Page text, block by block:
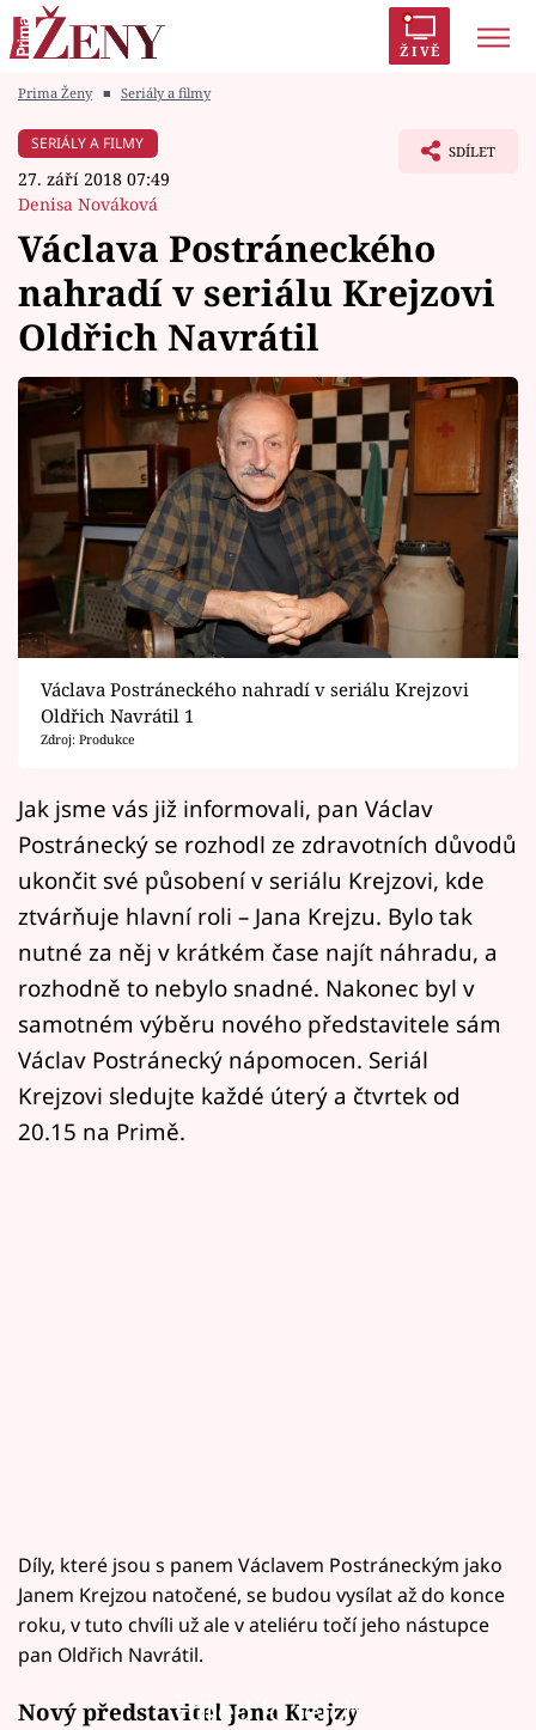
ŽIVĚ
Módní alarm
Témata
Celebrity
Vztahy
Seriály
Horoskopy
Sledujte prima+
Filmový festival Karlovy Vary
Pořady
Přihlášení
Sledujte nás
Prima Ženy ■ Seriály a filmy
SERIÁLY A FILMY
27. září 2018 07:49
Denisa Nováková
SDÍLET
Václava Postráneckého
nahradí v seriálu Krejzovi
Oldřich Navrátil
Václava Postráneckého nahradí v seriálu Krejzovi
Oldřich Navrátil 1
Zdroj: Produkce
Jak jsme vás již informovali, pan Václav
Postránecký se rozhodl ze zdravotních důvodů
ukončit své působení v seriálu Krejzovi, kde
ztvárňuje hlavní roli – Jana Krejzu. Bylo tak
nutné za něj v krátkém čase najít náhradu, a
rozhodně to nebylo snadné. Nakonec byl v
samotném výběru nového představitele sám
Václav Postránecký nápomocen. Seriál
Krejzovi sledujte každé úterý a čtvrtek od
20.15 na Primě.
Díly, které jsou s panem Václavem Postráneckým jako
Janem Krejzou natočené, se budou vysílat až do konce
roku, v tuto chvíli už ale v ateliéru točí jeho nástupce
pan Oldřich Navrátil.
Failed to fetch
Nový představitel Jana Krejzy